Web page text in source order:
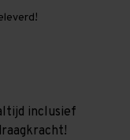
inclusief